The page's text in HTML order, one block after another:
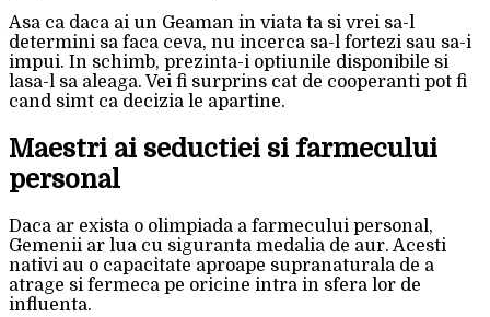
Asa ca daca ai un Geaman in viata ta si vrei sa-l
determini sa faca ceva, nu incerca sa-l fortezi sau sa-i
impui. In schimb, prezinta-i optiunile disponibile si
lasa-l sa aleaga. Vei fi surprins cat de cooperanti pot fi
cand simt ca decizia le apartine.
Maestri ai seductiei si farmecului
personal
Daca ar exista o olimpiada a farmecului personal,
Gemenii ar lua cu siguranta medalia de aur. Acesti
nativi au o capacitate aproape supranaturala de a
atrage si fermeca pe oricine intra in sfera lor de
influenta.